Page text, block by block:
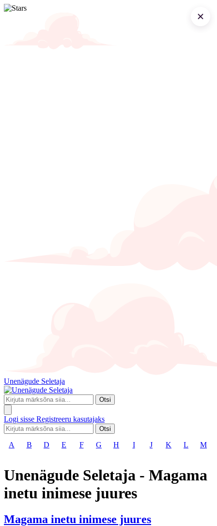
Unenägude Seletaja
Otsi
Logi sisse Registreeru kasutajaks
Otsi
A B D E F G H I J K L M
Unenägude Seletaja - Magama
inetu inimese juures
Magama inetu inimese juures